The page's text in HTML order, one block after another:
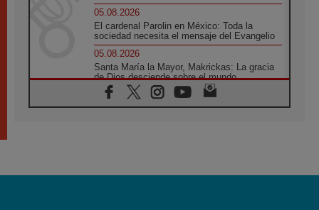
05.08.2026
El cardenal Parolin en México: Toda la
sociedad necesita el mensaje del Evangelio
05.08.2026
Santa María la Mayor, Makrickas: La gracia
de Dios desciende sobre el mundo
05.08.2026
Cristianos y confucianos: Respeto y